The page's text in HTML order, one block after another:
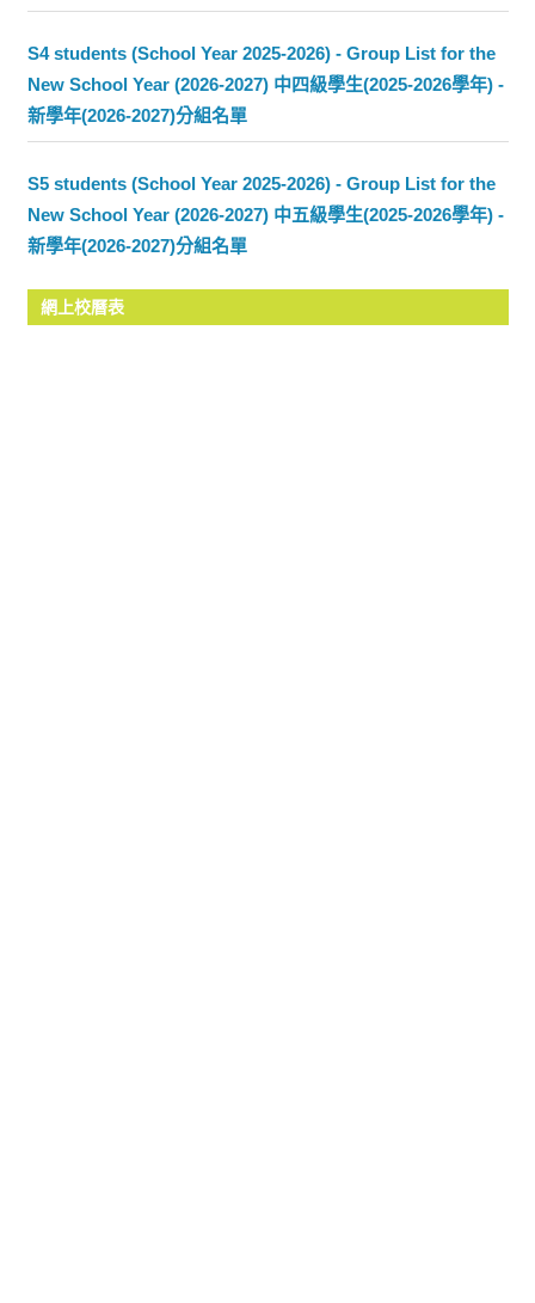
S4 students (School Year 2025-2026) - Group List for the
New School Year (2026-2027) 中四級學生(2025-2026學年) -
新學年(2026-2027)分組名單
S5 students (School Year 2025-2026) - Group List for the
New School Year (2026-2027) 中五級學生(2025-2026學年) -
新學年(2026-2027)分組名單
網上校曆表